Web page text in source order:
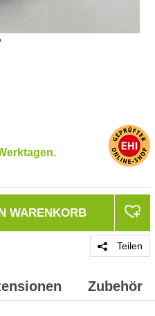
WARENKORB
Teilen
Zubehör